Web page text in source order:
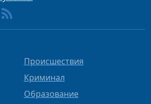
Происшествия
Криминал
Образование